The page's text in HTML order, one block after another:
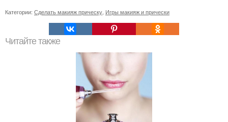
Категории: Сделать макияж прическу Игры макияж и прически
Читайте также